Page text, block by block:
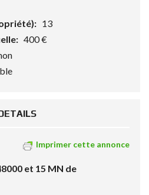
13
400 €
Imprimer cette annonce
et 15 MN de